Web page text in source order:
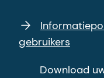
gebruikers
Download